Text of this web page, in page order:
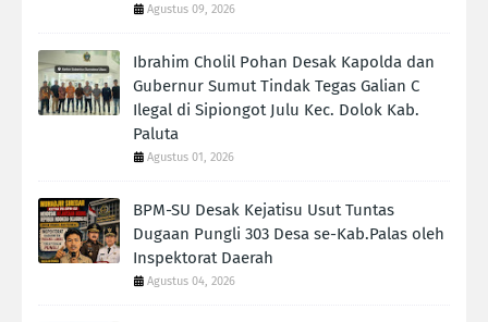
Agustus 09, 2026
Ibrahim Cholil Pohan Desak Kapolda dan
Gubernur Sumut Tindak Tegas Galian C
Ilegal di Sipiongot Julu Kec. Dolok Kab.
Paluta
Agustus 01, 2026
BPM-SU Desak Kejatisu Usut Tuntas
Dugaan Pungli 303 Desa se-Kab.Palas oleh
Inspektorat Daerah
Agustus 04, 2026